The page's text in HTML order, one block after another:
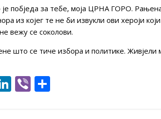
је побједа за тебе, моја ЦРНА ГОРО.
из којег те не би извукли ови хероји
вежу се соколови.
што се тиче избора и политике.
Li Vi